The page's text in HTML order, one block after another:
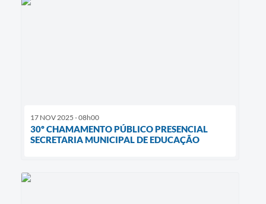
17 NOV 2025 - 08h00
30º CHAMAMENTO PÚBLICO PRESENCIAL
SECRETARIA MUNICIPAL DE EDUCAÇÃO